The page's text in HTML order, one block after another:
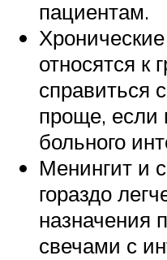
пациентам.
относятся к
справиться
проще, если
больного
Менингит и
гораздо
назначения
свечами с